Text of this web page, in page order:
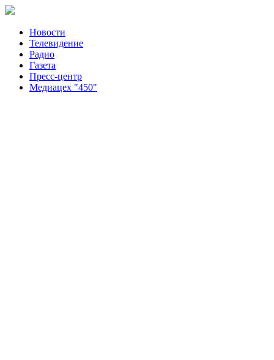
Новости
Телевидение
Радио
Газета
Пресс-центр
Медиацех "450"